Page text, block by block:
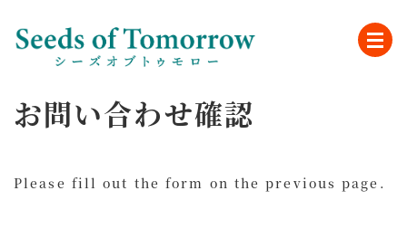
お問い合わせ確認
Please fill out the form on the previous page.